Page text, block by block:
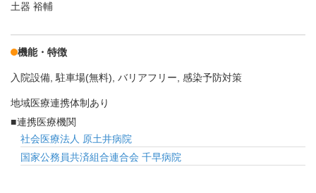
土器 裕輔
機能・特徴
入院設備 駐車場(無料) バリアフリー 感染予防対策
地域医療連携体制あり
連携医療機関
社会医療法人 原土井病院
国家公務員共済組合連合会 千早病院